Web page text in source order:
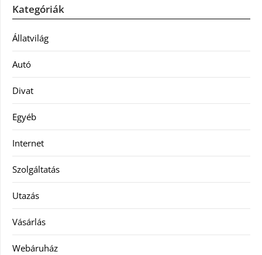
Kategóriák
Állatvilág
Autó
Divat
Egyéb
Internet
Szolgáltatás
Utazás
Vásárlás
Webáruház